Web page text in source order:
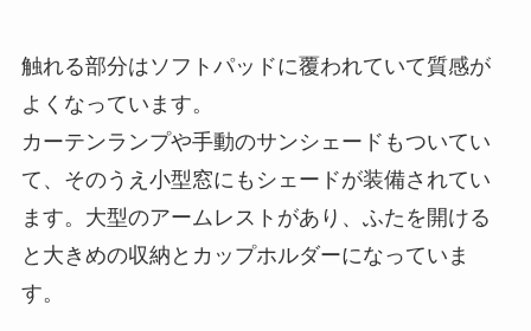
触れる部分はソフトパッドに覆われていて質感が
よくなっています。
カーテンランプや手動のサンシェードもついてい
て、そのうえ小型窓にもシェードが装備されてい
ます。大型のアームレストがあり、ふたを開ける
と大きめの収納とカップホルダーになっていま
す。